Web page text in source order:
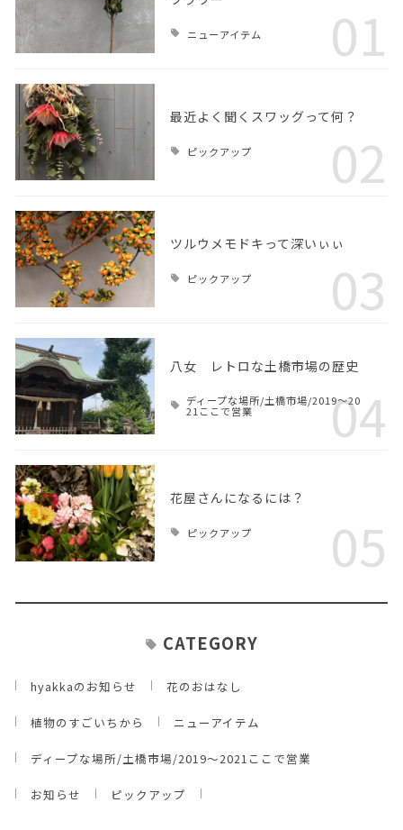
ニューアイテム 01
最近よく聞くスワッグって何？
ピックアップ 02
ツルウメモドキって深いぃぃ
ピックアップ 03
八女 レトロな土橋市場の歴史
ディープな場所/土橋市場/2019～20
21ここで営業 04
花屋さんになるには？
ピックアップ 05
CATEGORY
hyakkaのお知らせ 花のおはなし
植物のすごいちから ニューアイテム
ディープな場所/土橋市場/2019～2021ここで営業
お知らせ ピックアップ